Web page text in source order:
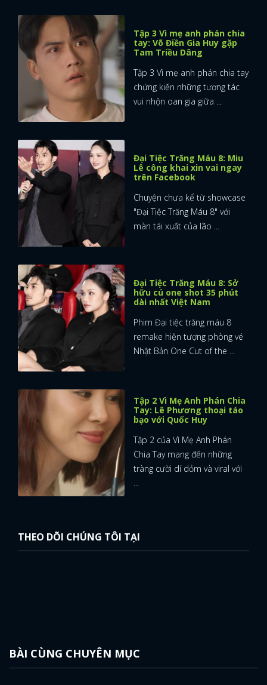
Tập 3 Vì mẹ anh phán chia
tay: Võ Điền Gia Huy gặp
Tam Triều Dâng
Tập 3 Vì mẹ anh phán chia tay
chứng kiến những tương tác
vui nhộn oan gia giữa ...
Đại Tiệc Trăng Máu 8: Miu
Lê công khai xin vai ngay
trên Facebook
Chuyện chưa kể từ showcase
"Đại Tiệc Trăng Máu 8" với
màn tái xuất của lão ...
Đại Tiệc Trăng Máu 8: Sở
hữu cú one shot 35 phút
dài nhất Việt Nam
Phim Đại tiệc trăng máu 8
remake hiện tượng phòng vé
Nhật Bản One Cut of the ...
Tập 2 Vì Mẹ Anh Phán Chia
Tay: Lê Phương thoại táo
bạo với Quốc Huy
Tập 2 của Vì Mẹ Anh Phán
Chia Tay mang đến những
tràng cười dí dỏm và viral với
THEO DÕI CHÚNG TÔI TẠI
BÀI CÙNG CHUYÊN MỤC